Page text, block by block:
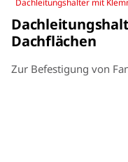
Dachleitungshalter mit
Dachflächen
Zur Befestigung von